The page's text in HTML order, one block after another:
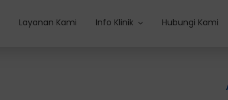
Layanan Kami Info Klinik Hubungi Kami